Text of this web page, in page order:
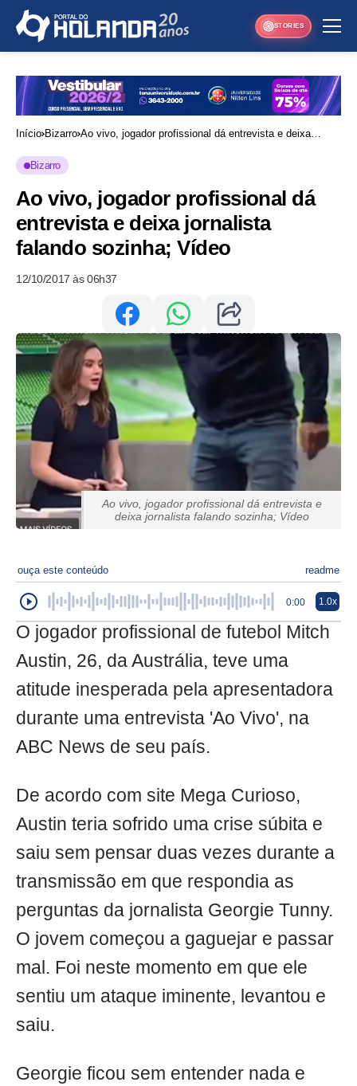
STORIES
Início Bizarro Ao vivo, jogador profissional dá entrevista e deixa
Bizarro
Ao vivo, jogador profissional dá
entrevista e deixa jornalista
falando sozinha; Vídeo
12/10/2017 às 06h37
Ao vivo, jogador profissional dá entrevista e
deixa jornalista falando sozinha; Vídeo
ouça este conteúdo readme
0:00 1.0x
O jogador profissional de futebol Mitch
Austin, 26, da Austrália, teve uma
atitude inesperada pela apresentadora
durante uma entrevista 'Ao Vivo', na
ABC News de seu país.
De acordo com site Mega Curioso,
Austin teria sofrido uma crise súbita e
saiu sem pensar duas vezes durante a
transmissão em que respondia as
perguntas da jornalista Georgie Tunny.
O jovem começou a gaguejar e passar
mal. Foi neste momento em que ele
sentiu um ataque iminente, levantou e
saiu.
Georgie ficou sem entender nada e